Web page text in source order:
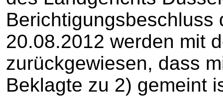
Berichtigungsbeschluss
20.08.2012 werden mit
zurückgewiesen, dass
Beklagte zu 2) gemeint